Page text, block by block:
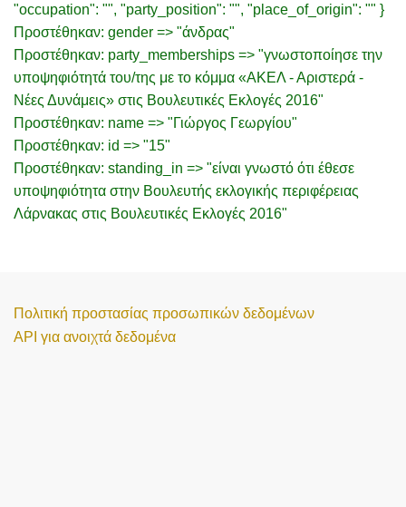
"occupation": "", "party_position": "", "place_of_origin": "" }
Προστέθηκαν: gender => "άνδρας"
Προστέθηκαν: party_memberships => "γνωστοποίησε την
υποψηφιότητά του/της με το κόμμα «ΑΚΕΛ - Αριστερά -
Νέες Δυνάμεις» στις Βουλευτικές Εκλογές 2016"
Προστέθηκαν: name => "Γιώργος Γεωργίου"
Προστέθηκαν: id => "15"
Προστέθηκαν: standing_in => "είναι γνωστό ότι έθεσε
υποψηφιότητα στην Βουλευτής εκλογικής περιφέρειας
Λάρνακας στις Βουλευτικές Εκλογές 2016"
Πολιτική προστασίας προσωπικών δεδομένων
API για ανοιχτά δεδομένα